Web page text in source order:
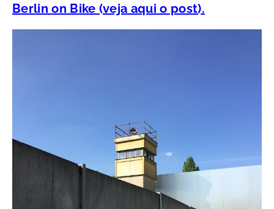
Berlin on Bike (veja aqui o post).